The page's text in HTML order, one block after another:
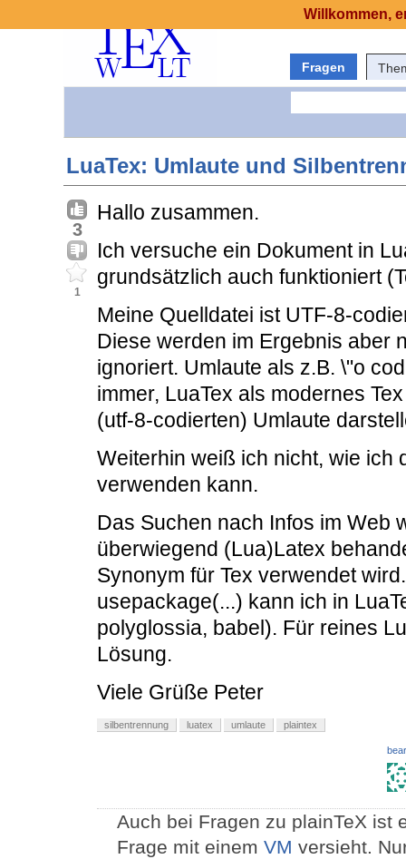
Fragen
LuaTex: Umlaute und
3
1
Hallo zusammen.
Ich versuche ein Dokument in
grundsätzlich auch funktioniert
Meine Quelldatei ist UTF-8-
Diese werden im Ergebnis aber
ignoriert. Umlaute als z.B. \"o
immer, LuaTex als modernes
(utf-8-codierten) Umlaute
Weiterhin weiß ich nicht, wie ich
verwenden kann.
Das Suchen nach Infos im Web
überwiegend (Lua)Latex
Synonym für Tex verwendet
usepackage(...) kann ich in
polyglossia, babel). Für reines
Lösung.
Viele Grüße Peter
silbentrennung luatex umlaute plaintex
Auch bei Fragen zu plainTeX ist
Frage mit einem VM versieht.
Willkommen,